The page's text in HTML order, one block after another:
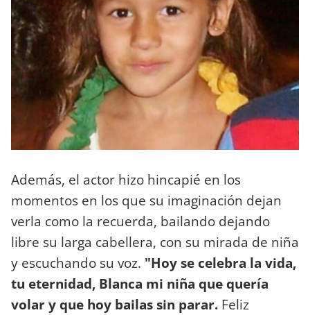
Además, el actor hizo hincapié en los
momentos en los que su imaginación dejan
verla como la recuerda, bailando dejando
libre su larga cabellera, con su mirada de niña
y escuchando su voz. "Hoy se celebra la vida,
tu eternidad, Blanca mi niña que quería
volar y que hoy bailas sin parar. Feliz